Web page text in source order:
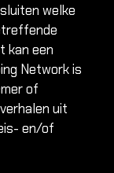
welke
kan een
Network is
of
uit
en/of